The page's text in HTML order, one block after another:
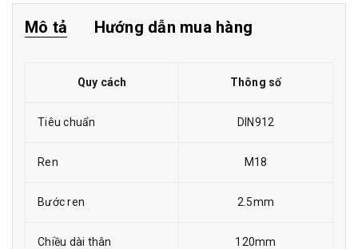
Mô tả Hướng dẫn mua hàng
Quy cách Thông số
Tiêu chuẩn DIN912
Ren M18
Bước ren 2.5mm
Chiều dài thân 120mm